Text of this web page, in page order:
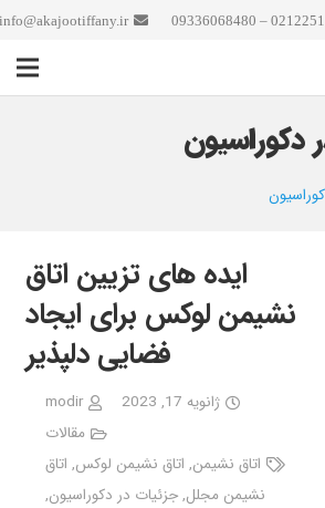
دکوراسیون
ایده های تزیین اتاق
نشیمن لوکس برای ایجاد
فضایی دلپذیر
ژانویه 17, 2023
modir
مقالات
اتاق نشیمن, اتاق نشیمن لوکس, اتاق
نشیمن مجلل,جزئیات در دکوراسیون,